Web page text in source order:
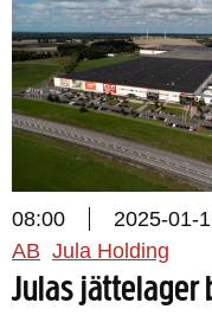
08:00 2025-01-
AB Jula Holding
Julas jättelager